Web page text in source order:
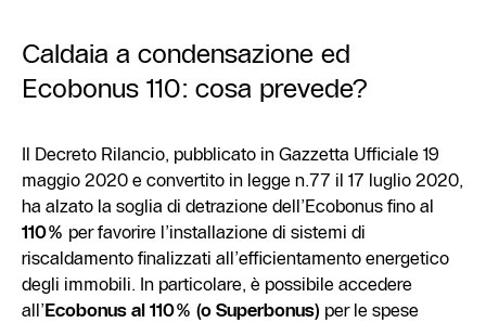
Caldaia a condensazione ed
Ecobonus 110: cosa prevede?
Il Decreto Rilancio, pubblicato in Gazzetta Ufficiale 19
maggio 2020 e convertito in legge n.77 il 17 luglio 2020,
ha alzato la soglia di detrazione dell’Ecobonus fino al
110% per favorire l’installazione di sistemi di
riscaldamento finalizzati all’efficientamento energetico
degli immobili. In particolare, è possibile accedere
all’Ecobonus al 110% (o Superbonus) per le spese